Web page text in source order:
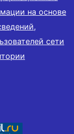
на основе
сети